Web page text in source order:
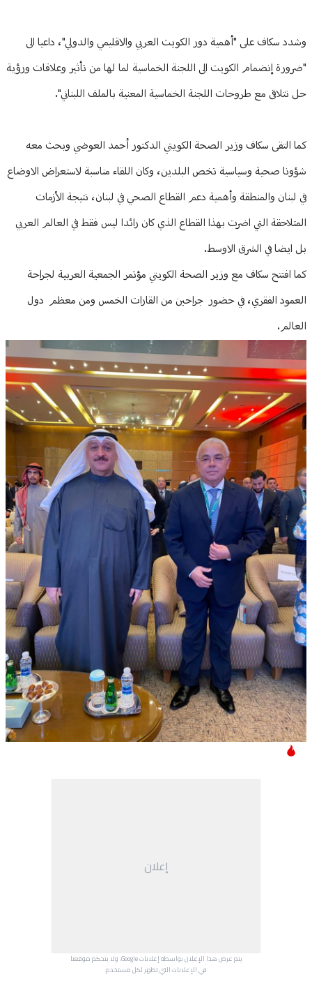
وشدد سكاف على "أهمية دور الكويت العربي والاقليمي والدولي"، داعيا الى
"ضرورة إنضمام الكويت الى اللجنة الخماسية لما لها من تأثير وعلاقات ورؤية
حل تتلاقى مع طروحات اللجنة الخماسية المعنية بالملف اللبناني".
كما التقى سكاف وزير الصحة الكويتي الدكتور أحمد العوضي وبحث معه
شؤونا صحية وسياسية تخص البلدين، وكان اللقاء مناسبة لاستعراض الاوضاع
في لبنان والمنطقة وأهمية دعم القطاع الصحي في لبنان، نتيجة الأزمات
المتلاحقة التي اضرت بهذا القطاع الذي كان رائدا ليس فقط في العالم العربي
بل ايضا في الشرق الاوسط.
كما افتتح سكاف مع وزير الصحة الكويتي مؤتمر الجمعية العربية لجراحة
العمود الفقري، في حضور جراحين من القارات الخمس ومن معظم دول
العالم.
إعلان
يتم عرض هذا الإعلان بواسطة إعلانات Google، ولا يتحكم موقعنا
في الإعلانات التي تظهر لكل مستخدم.